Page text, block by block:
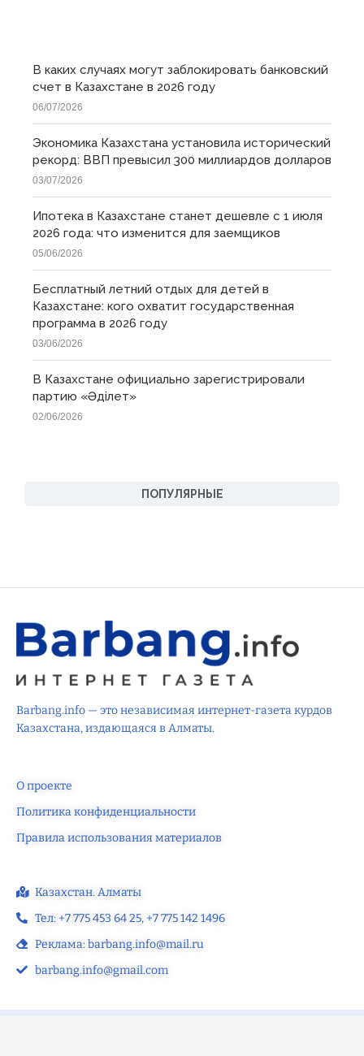
ПОПУЛЯРНЫЕ
В каких случаях могут заблокировать банковский
счет в Казахстане в 2026 году
06/07/2026
Экономика Казахстана установила исторический
рекорд: ВВП превысил 300 миллиардов долларов
03/07/2026
Ипотека в Казахстане станет дешевле с 1 июля
2026 года: что изменится для заемщиков
05/06/2026
Бесплатный летний отдых для детей в
Казахстане: кого охватит государственная
программа в 2026 году
03/06/2026
В Казахстане официально зарегистрировали
партию «Əділет»
02/06/2026
Barbang.info — это независимая интернет-газета курдов
Казахстана, издающаяся в Алматы.
О проекте
Политика конфиденциальности
Правила использования материалов
Казахстан. Алматы
Тел: +7 775 453 64 25‬, +7 775 142 1496‬
Реклама: barbang.info@mail.ru
barbang.info@gmail.com